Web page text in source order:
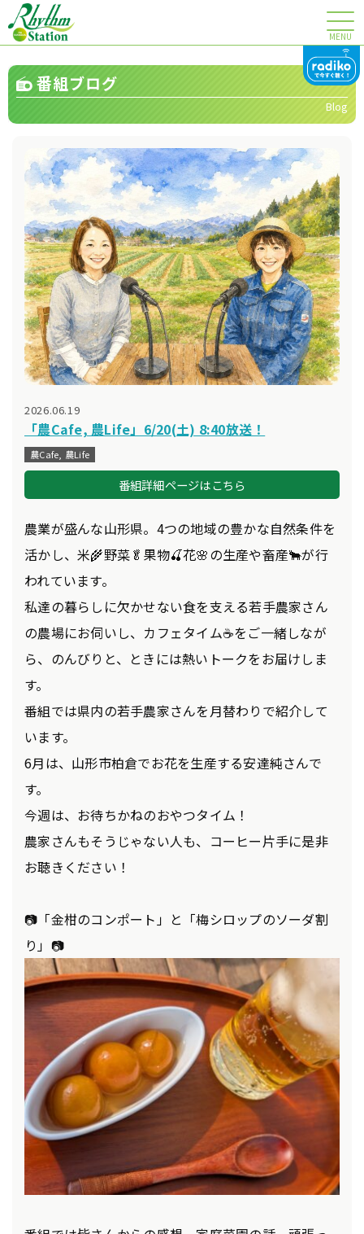
MENU
番組ブログ
Blog
2026.06.19
「農Cafe, 農Life」6/20(土) 8:40放送！
農Cafe, 農Life
番組詳細ページはこちら
農業が盛んな山形県。4つの地域の豊かな自然条件を
活かし、米🌾野菜🥬果物🍒花🌸の生産や畜産🐂が行
われています。
私達の暮らしに欠かせない食を支える若手農家さん
の農場にお伺いし、カフェタイム☕をご一緒しなが
ら、のんびりと、ときには熱いトークをお届けしま
す。
番組では県内の若手農家さんを月替わりで紹介して
います。
6月は、山形市柏倉でお花を生産する安達純さんで
す。
今週は、お待ちかねのおやつタイム！
農家さんもそうじゃない人も、コーヒー片手に是非
お聴きください！
📷「金柑のコンポート」と「梅シロップのソーダ割
り」📷